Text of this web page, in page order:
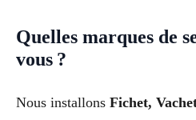
Quelles marques de
vous ?
Nous installons Fichet,